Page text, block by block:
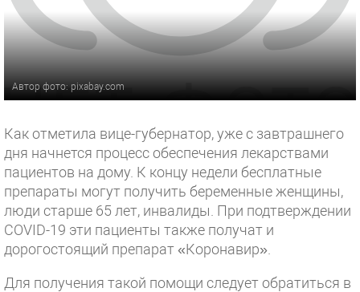
Автор фото: pixabay.com
Как отметила вице-губернатор, уже с завтрашнего
дня начнется процесс обеспечения лекарствами
пациентов на дому. К концу недели бесплатные
препараты могут получить беременные женщины,
люди старше 65 лет, инвалиды. При подтверждении
COVID-19 эти пациенты также получат и
дорогостоящий препарат «Коронавир».
Для получения такой помощи следует обратиться в